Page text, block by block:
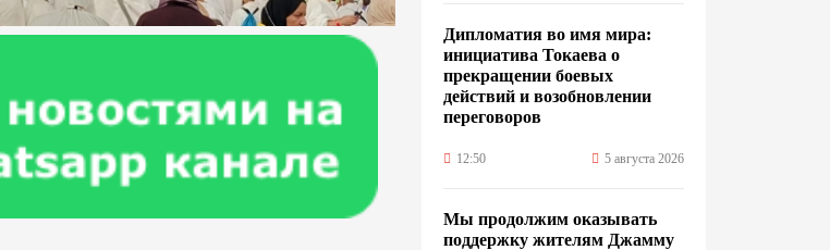
Дипломатия во имя мира:
инициатива Токаева о
прекращении боевых
действий и возобновлении
переговоров
12:50 5 августа 2026
Мы продолжим оказывать
поддержку жителям Джамму